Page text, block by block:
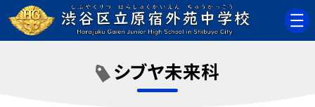
シブヤ未来科